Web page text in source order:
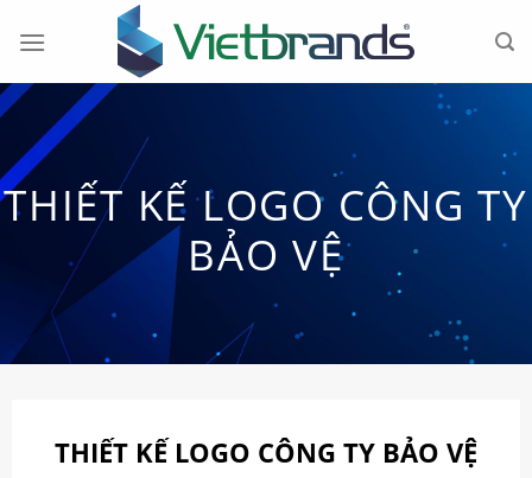
đến
dung
THIẾT KẾ LOGO CÔNG TY
BẢO VỆ
THIẾT KẾ LOGO CÔNG TY BẢO VỆ